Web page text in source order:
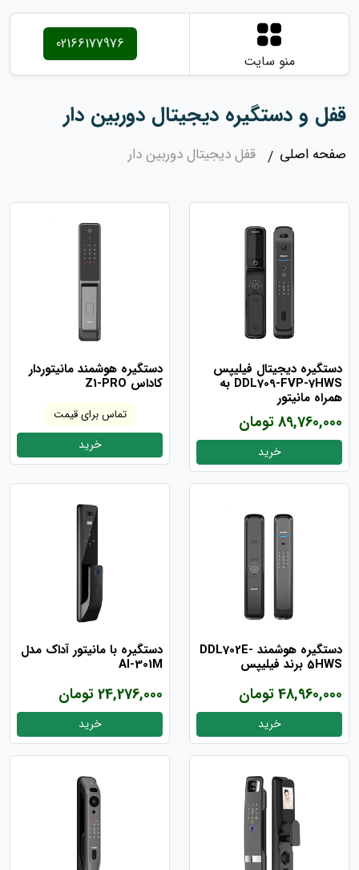
منو سایت
02166177976
قفل و دستگیره دیجیتال دوربین دار
صفحه اصلی قفل دیجیتال دوربین دار
دستگیره دیجیتال فیلیپس
DDL709-FVP-7HWS به
همراه مانیتور
89,760,000 تومان
خرید
دستگیره هوشمند مانیتوردار
کاداس Z1-PRO
تماس برای قیمت
خرید
دستگیره هوشمند DDL702E-
5HWS برند فیلیپس
48,960,000 تومان
خرید
دستگیره با مانیتور آداک مدل
Al-301M
24,276,000 تومان
خرید